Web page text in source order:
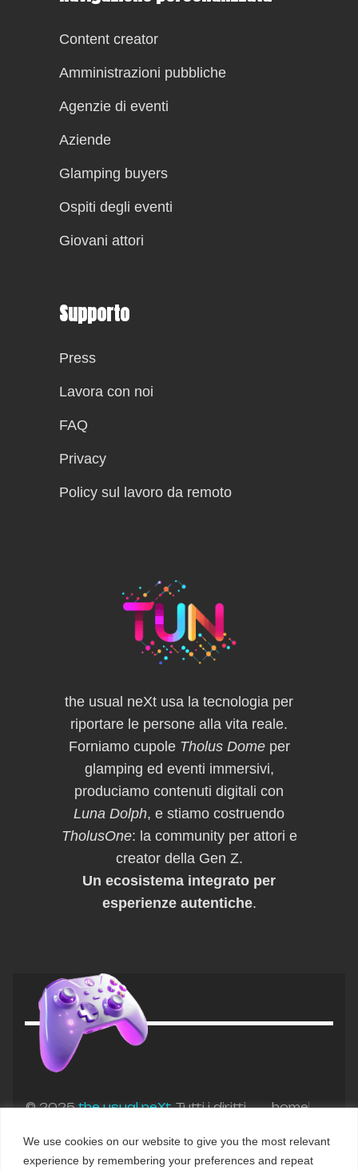
We use cookies on our website to give you the most relevant
experience by remembering your preferences and repeat
Content creator
Amministrazioni pubbliche
Agenzie di eventi
Aziende
Glamping buyers
Ospiti degli eventi
Giovani attori
Supporto
Press
Lavora con noi
FAQ
Privacy
Policy sul lavoro da remoto
the usual neXt usa la tecnologia per
riportare le persone alla vita reale.
Forniamo cupole Tholus Domeper
glamping ed eventi immersivi,
produciamo contenuti digitali con
Luna Dolph, e stiamo costruendo
TholusOne: la community per attori e
creator della Gen Z.
Un ecosistema integrato per
esperienze autentiche.
© 2025the usual neXt. Tutti i diritti
home
contattaci